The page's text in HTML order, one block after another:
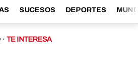
SUCESOS DEPORTES
· TE INTERESA